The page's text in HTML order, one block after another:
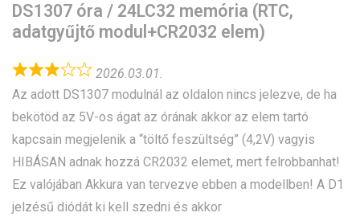
DS1307 óra / 24LC32 memória (RTC,
adatgyűjtő modul+CR2032 elem)
2026.03.01.
Az adott DS1307 modulnál az oldalon nincs jelezve, de ha
bekötöd az 5V-os ágat az órának akkor az elem tartó
kapcsain megjelenik a “töltő feszültség” (4,2V) vagyis
HIBÁSAN adnak hozzá CR2032 elemet, mert felrobbanhat!
Ez valójában Akkura van tervezve ebben a modellben! A D1
jelzésű diódát ki kell szedni és akkor